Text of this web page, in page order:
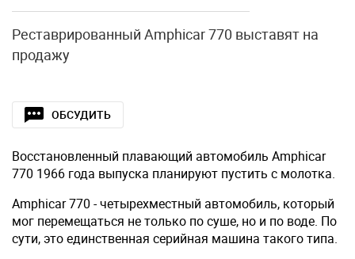
Реставрированный Amphicar 770 выставят на
продажу
ОБСУДИТЬ
Восстановленный плавающий автомобиль Amphicar
770 1966 года выпуска планируют пустить с молотка.
Amphicar 770 - четырехместный автомобиль, который
мог перемещаться не только по суше, но и по воде. По
сути, это единственная серийная машина такого типа.